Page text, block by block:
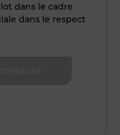
dans le cadre
dans le respect